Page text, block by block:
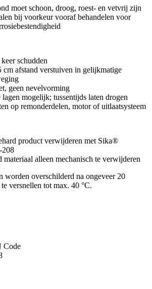
moet schoon, droog, roest- en vetvrij zijn
bij voorkeur vooraf behandelen voor
schudden
cm afstand verstuiven in gelijkmatige
geen nevelvorming
lagen mogelijk; tussentijds laten drogen
op remonderdelen, motor of uitlaatsysteem
product verwijderen met Sika®
208
materiaal alleen mechanisch te verwijderen
worden overschilderd na ongeveer 20
versnellen tot max. 40 °C.
Code